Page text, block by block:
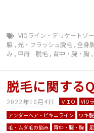
VIOライン・デリケートゾ
脇 , 光・フラッシュ脱毛 ,全身
み , 甲府 脱毛 , 背中・腕・胸
脱毛に関する
2022年10月4日 ＶＩＯ VIO
アンダーヘア・ビキニライン
ワキ
毛・ムダ毛の悩み
背中・腕・胸